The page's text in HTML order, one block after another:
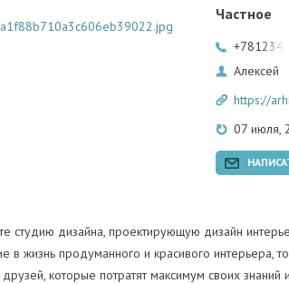
Частное
Алексей
https://
07 июля,
студию дизайна, проектирующую дизайн
в жизнь продуманного и красивого интерьера,
которые потратят максимум своих